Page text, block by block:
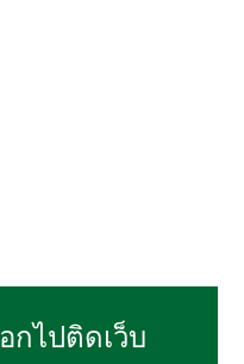
กไปติดเว็บ